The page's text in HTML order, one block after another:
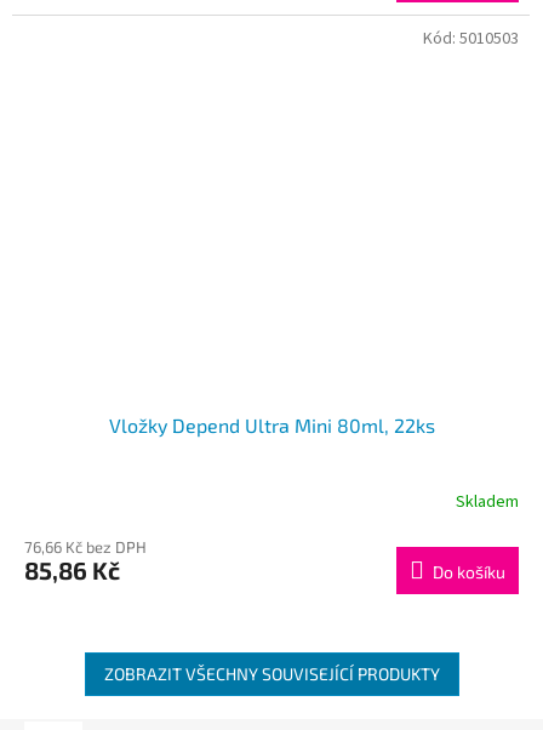
Vložky Depend Ultra Mini 80ml, 22ks
Skladem
76,66 Kč bez DPH
85,86 Kč Do košíku
Kód: 5010503
ZOBRAZIT VŠECHNY SOUVISEJÍCÍ PRODUKTY